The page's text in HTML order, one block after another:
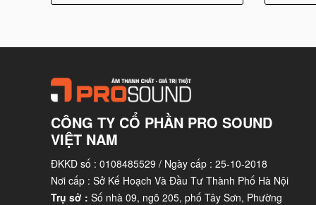
microphone sao cho phù hợp với giọng hát của
cho mỗi bản hát, khiến bạn cảm nhận được
Khi đang thăng hoa trong những bản nhạc yêu
thân một cách tự nhiên nhất. Những cử chỉ,
điệp và cảm xúc chân thực đến khán giả.
Và không chỉ có bạn, mà cả khán giả cũng sẽ
CÔNG TY CỔ PHẦN PRO SOUND
VIỆT NAM
ĐKKD số : 0108485529 / Ngày cấp : 25-10-2018
Nơi cấp : Sở Kế Hoạch Và Đầu Tư Thành Phố Hà Nội
Trụ sở : Số nhà 09, ngõ 205, phố Tây Sơn, Phường